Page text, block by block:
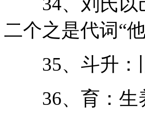
二个之是代词“
35、斗升：
36、育：生